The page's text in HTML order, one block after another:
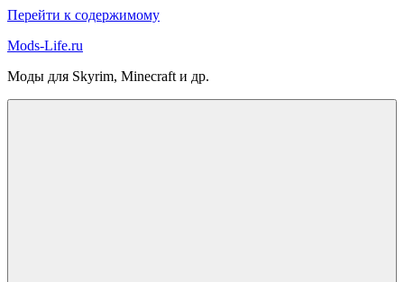
Перейти к содержимому
Mods-Life.ru
Моды для Skyrim, Minecraft и др.